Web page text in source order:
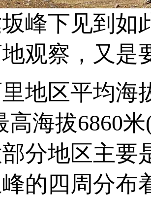
峰下见到如
观察，又是
地区平均海
高海拔6860
分地区主要
的四周分布